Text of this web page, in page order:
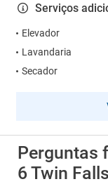
Serviços
Elevador
Lavandaria
Secador
Perguntas
6 Twin